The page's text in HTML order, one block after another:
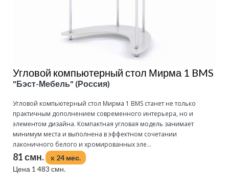
Угловой компьютерный стол Мирма 1 BMS
"Бэст-Мебель" (Россия)
Угловой компьютерный стол Мирма 1 BMS станет не только
практичным дополнением современного интерьера, но и
элементом дизайна. Компактная угловая модель занимает
минимум места и выполнена в эффектном сочетании
лаконичного белого и хромированных эле...
81 смн.
x 24 мес.
Цена 1 483 смн.